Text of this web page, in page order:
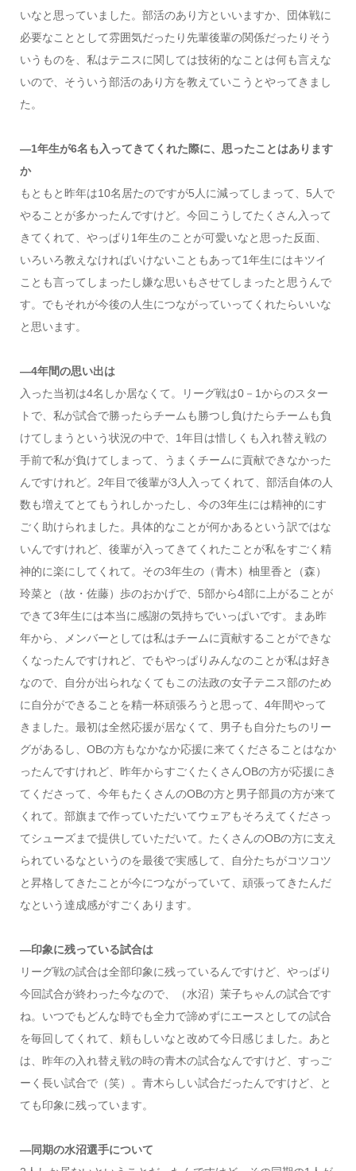
いなと思っていました。部活のあり方といいますか、団体戦に
必要なこととして雰囲気だったり先輩後輩の関係だったりそう
いうものを、私はテニスに関しては技術的なことは何も言えな
いので、そういう部活のあり方を教えていこうとやってきまし
た。
―1年生が6名も入ってきてくれた際に、思ったことはあります
か
もともと昨年は10名居たのですが5人に減ってしまって、5人で
やることが多かったんですけど。今回こうしてたくさん入って
きてくれて、やっぱり1年生のことが可愛いなと思った反面、
いろいろ教えなければいけないこともあって1年生にはキツイ
ことも言ってしまったし嫌な思いもさせてしまったと思うんで
す。でもそれが今後の人生につながっていってくれたらいいな
と思います。
―4年間の思い出は
入った当初は4名しか居なくて。リーグ戦は0－1からのスター
トで、私が試合で勝ったらチームも勝つし負けたらチームも負
けてしまうという状況の中で、1年目は惜しくも入れ替え戦の
手前で私が負けてしまって、うまくチームに貢献できなかった
んですけれど。2年目で後輩が3人入ってくれて、部活自体の人
数も増えてとてもうれしかったし、今の3年生には精神的にす
ごく助けられました。具体的なことが何かあるという訳ではな
いんですけれど、後輩が入ってきてくれたことが私をすごく精
神的に楽にしてくれて。その3年生の（青木）柚里香と（森）
玲菜と（故・佐藤）歩のおかげで、5部から4部に上がることが
できて3年生には本当に感謝の気持ちでいっぱいです。まあ昨
年から、メンバーとしては私はチームに貢献することができな
くなったんですけれど、でもやっぱりみんなのことが私は好き
なので、自分が出られなくてもこの法政の女子テニス部のため
に自分ができることを精一杯頑張ろうと思って、4年間やって
きました。最初は全然応援が居なくて、男子も自分たちのリー
グがあるし、OBの方もなかなか応援に来てくださることはなか
ったんですけれど、昨年からすごくたくさんOBの方が応援にき
てくださって、今年もたくさんのOBの方と男子部員の方が来て
くれて。部旗まで作っていただいてウェアもそろえてくださっ
てシューズまで提供していただいて。たくさんのOBの方に支え
られているなというのを最後で実感して、自分たちがコツコツ
と昇格してきたことが今につながっていて、頑張ってきたんだ
なという達成感がすごくあります。
―印象に残っている試合は
リーグ戦の試合は全部印象に残っているんですけど、やっぱり
今回試合が終わった今なので、（水沼）茉子ちゃんの試合です
ね。いつでもどんな時でも全力で諦めずにエースとしての試合
を毎回してくれて、頼もしいなと改めて今日感じました。あと
は、昨年の入れ替え戦の時の青木の試合なんですけど、すっご
ーく長い試合で（笑）。青木らしい試合だったんですけど、と
ても印象に残っています。
―同期の水沼選手について